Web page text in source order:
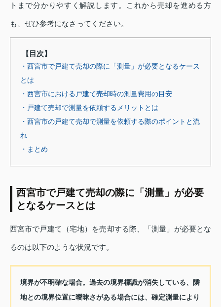
トまで分かりやすく解説します。これから売却を進める方
も、ぜひ参考になさってください。
【目次】
・西宮市で戸建て売却の際に「測量」が必要となるケース
とは
・西宮市における戸建て売却時の測量費用の目安
・戸建て売却で測量を依頼するメリットとは
・西宮市の戸建て売却で測量を依頼する際のポイントと流
れ
・まとめ
西宮市で戸建て売却の際に「測量」が必要
となるケースとは
西宮市で戸建て（宅地）を売却する際、「測量」が必要とな
るのは以下のような状況です。
境界が不明確な場合。過去の境界標識が消失している、隣
地との境界位置に曖昧さがある場合には、確定測量により